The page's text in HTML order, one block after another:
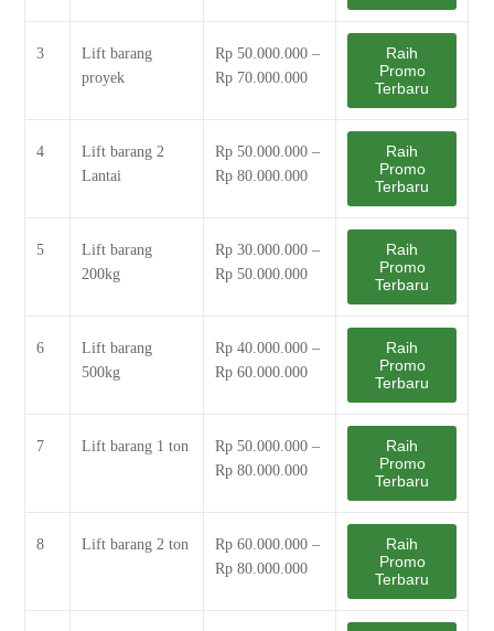
3
Lift barang
proyek
Rp 50.000.000 –
Rp 70.000.000
Raih
Promo
Terbaru
4
Lift barang 2
Lantai
Rp 50.000.000 –
Rp 80.000.000
Raih
Promo
Terbaru
5
Lift barang
200kg
Rp 30.000.000 –
Rp 50.000.000
Raih
Promo
Terbaru
6
Lift barang
500kg
Rp 40.000.000 –
Rp 60.000.000
Raih
Promo
Terbaru
7 Lift barang 1 ton
Rp 50.000.000 –
Rp 80.000.000
Raih
Promo
Terbaru
8 Lift barang 2 ton
Rp 60.000.000 –
Rp 80.000.000
Raih
Promo
Terbaru